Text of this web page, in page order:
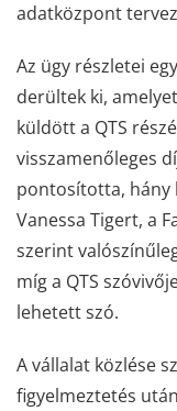
adatközpont
Az ügy részletei
derültek ki,
küldött a QTS
visszamenőleges
pontosította, hány
Vanessa Tigert, a
szerint
míg a QTS
lehetett szó.
A vállalat közlése
figyelmeztetés